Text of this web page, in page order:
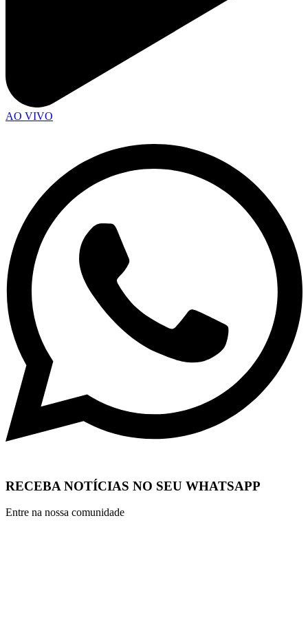
AO VIVO
RECEBA NOTÍCIAS NO SEU WHATSAPP
Entre na nossa comunidade